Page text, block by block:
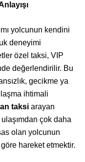
yolcunun kendini
deneyimi
özel taksi, VIP
değerlendirilir. Bu
gecikme ya
ihtimali
taksi arayan
çok daha
olan yolcunun
hareket etmektir.